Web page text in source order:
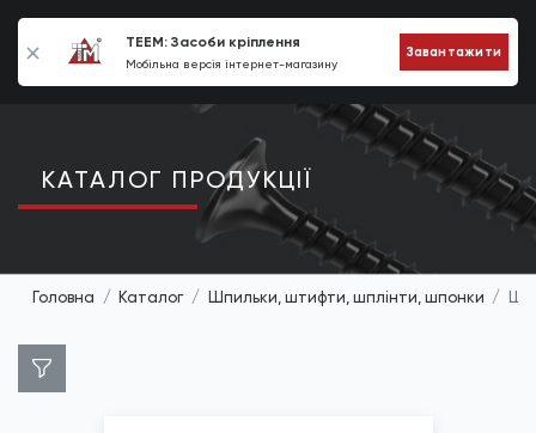
TEEM: Засоби кріплення
Мобільна версія інтернет-магазину
Завантажити
0
КАТАЛОГ ПРОДУКЦIЇ
Головна Каталог Шпильки, штифти, шплінти, шпонки